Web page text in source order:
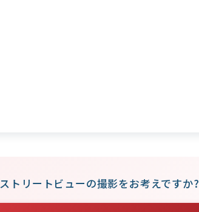
ストリートビューの撮影をお考えですか?